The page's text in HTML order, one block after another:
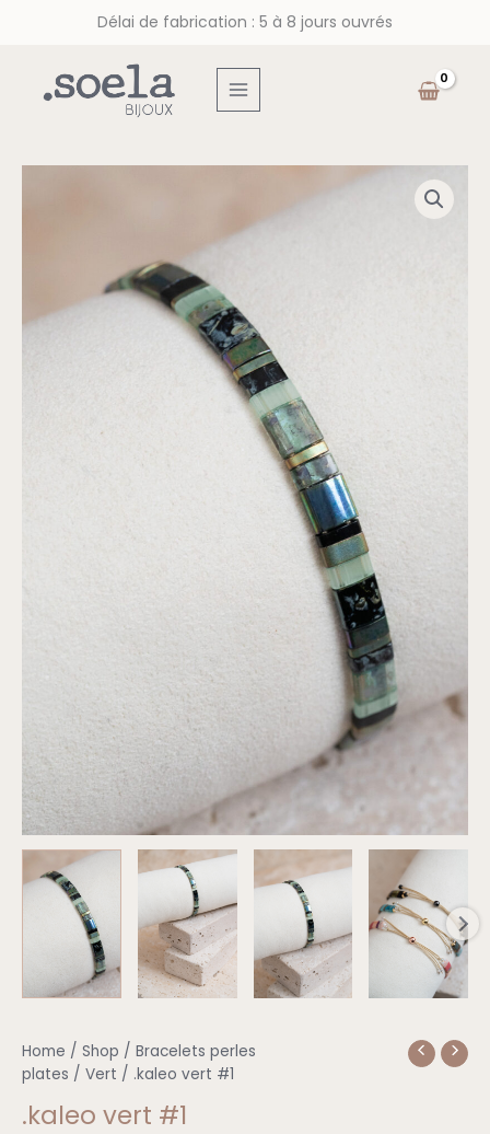
Délai de fabrication : 5 à 8 jours ouvrés
MAIN
MENU
Home / Shop / Bracelets perles
plates / Vert / .kaleo vert #1
.kaleo vert #1
.kaleo
vert
quantity